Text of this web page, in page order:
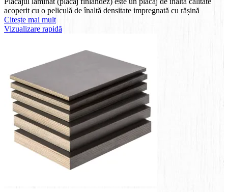
acoperit cu o peliculă de înaltă densitate impregnată cu rășină
Citește mai mult
Vizualizare rapidă